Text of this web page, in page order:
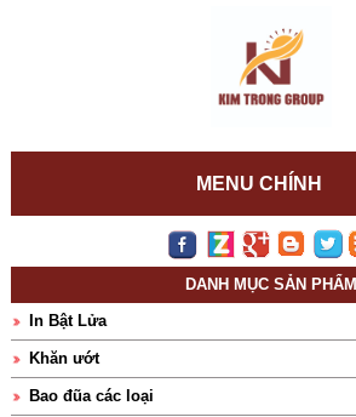
MENU CHÍNH
DANH MỤC SẢN PHẨM
In Bật Lửa
Khăn ướt
Bao đũa các loại